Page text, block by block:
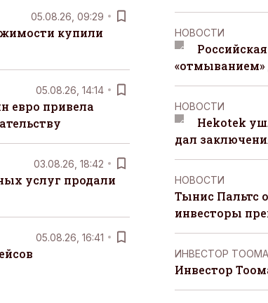
05.08.26, 09:29
купили
05.08.26, 14:14
евро привела
03.08.26, 18:42
услуг продали
05.08.26, 16:41
НОВОСТИ
«отмыванием»
НОВОСТИ
Hekotek
дал
НОВОСТИ
Тынис Пальтс
инвесторы
ИНВЕСТОР
Инвестор